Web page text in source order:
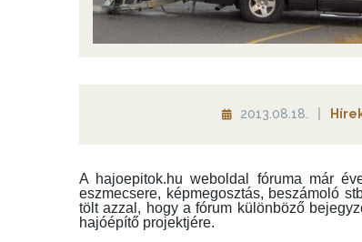
2013.08.18.
A hajoepitok.hu weboldal fóruma már
eszmecsere, képmegosztás, beszámoló
tölt azzal, hogy a fórum különböző
hajóépítő projektjére.